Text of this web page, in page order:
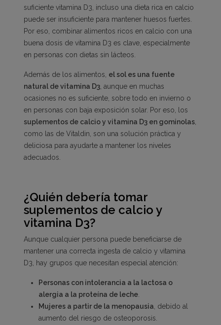
suficiente vitamina D3, incluso una dieta rica en calcio
puede ser insuficiente para mantener huesos fuertes.
Por eso, combinar alimentos ricos en calcio con una
buena dosis de vitamina D3 es clave, especialmente
en personas con dietas sin lácteos.
Además de los alimentos, el sol es una fuente
natural de vitamina D3 , aunque en muchas
ocasiones no es suficiente, sobre todo en invierno o
en personas con baja exposición solar. Por eso, los
suplementos de calcio y vitamina D3 en gominolas
como las de Vitaldin, son una solución práctica y
deliciosa para ayudarte a mantener los niveles
adecuados.
¿Quién debería tomar
suplementos de calcio y
vitamina D3?
Aunque cualquier persona puede beneficiarse de
mantener una correcta ingesta de calcio y vitamina
D3, hay grupos que necesitan especial atención:
Personas con intolerancia a la lactosa o
alergia a la proteína de leche
Mujeres a partir de la menopausia , debido al
aumento del riesgo de osteoporosis.